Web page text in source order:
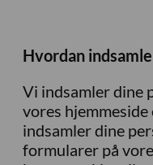
Hvordan
Vi indsamler dine
vores
indsamler dine
formularer på